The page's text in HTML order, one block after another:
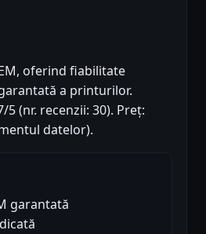
oferind fiabilitate
a printurilor.
5 (nr. recenzii: 30). Preț:
datelor).
garantată